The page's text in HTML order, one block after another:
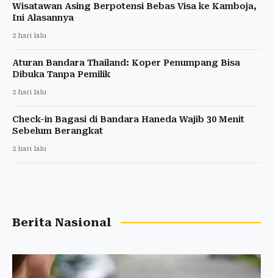
Wisatawan Asing Berpotensi Bebas Visa ke Kamboja,
Ini Alasannya
2 hari lalu
Aturan Bandara Thailand: Koper Penumpang Bisa
Dibuka Tanpa Pemilik
2 hari lalu
Check-in Bagasi di Bandara Haneda Wajib 30 Menit
Sebelum Berangkat
2 hari lalu
Berita Nasional